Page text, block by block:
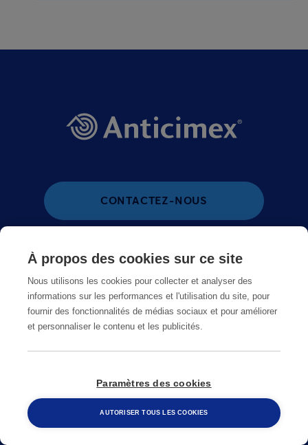
CONTACTEZ-NOUS
CHANGER DE PAYS
À propos des cookies sur ce site
Nous utilisons les cookies pour collecter et analyser des
informations sur les performances et l'utilisation du site, pour
fournir des fonctionnalités de médias sociaux et pour améliorer
et personnaliser le contenu et les publicités.
Paramètres des cookies
AUTORISER TOUS LES COOKIES